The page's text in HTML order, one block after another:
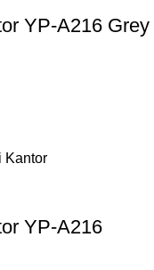
YP-A216 Grey
YP-A216